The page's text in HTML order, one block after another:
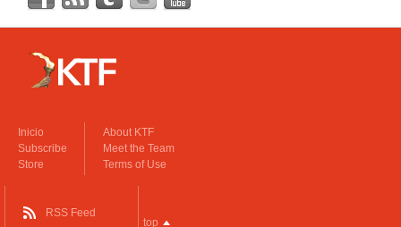
Inicio
Subscribe
Store
About KTF
Meet the Team
Terms of Use
RSS Feed
top